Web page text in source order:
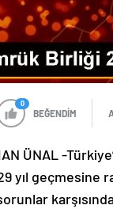
0
BEĞENDİM
ÜNAL -
yıl geçmesine